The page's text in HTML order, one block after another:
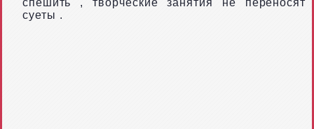
спешить
, творческие занятия не переносят
суеты .